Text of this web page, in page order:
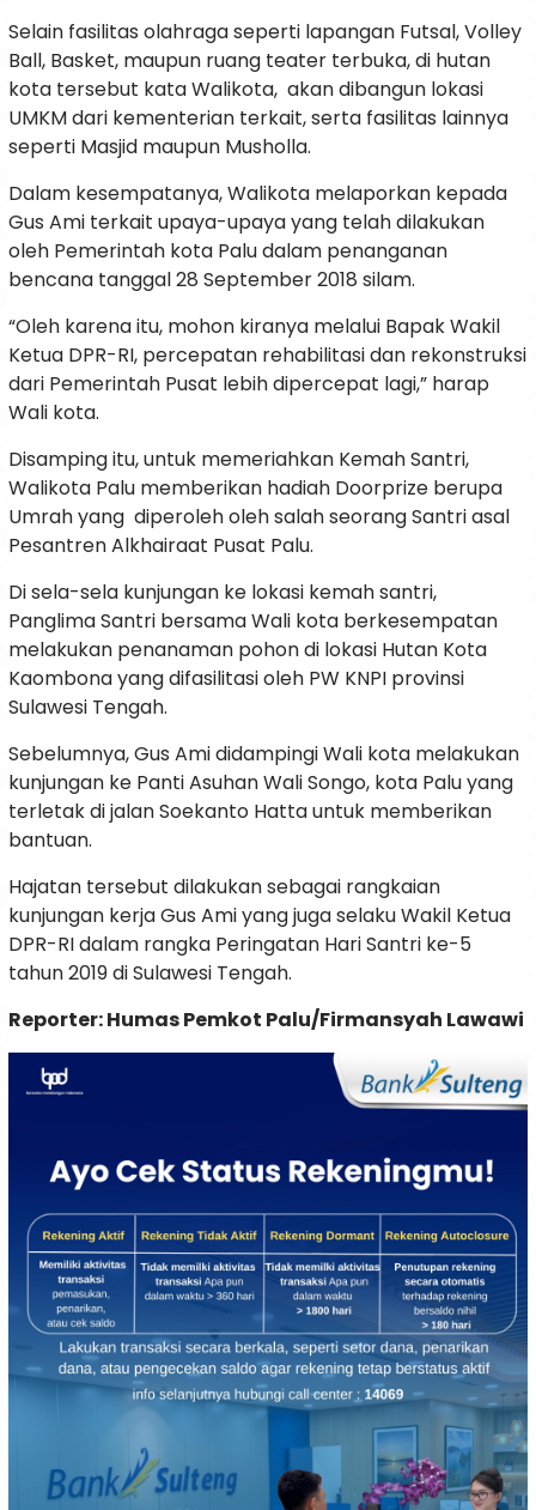
Selain fasilitas olahraga seperti lapangan Futsal, Volley
Ball, Basket, maupun ruang teater terbuka, di hutan
kota tersebut kata Walikota, akan dibangun lokasi
UMKM dari kementerian terkait, serta fasilitas lainnya
seperti Masjid maupun Musholla.
Dalam kesempatanya, Walikota melaporkan kepada
Gus Ami terkait upaya-upaya yang telah dilakukan
oleh Pemerintah kota Palu dalam penanganan
bencana tanggal 28 September 2018 silam.
“Oleh karena itu, mohon kiranya melalui Bapak Wakil
Ketua DPR-RI, percepatan rehabilitasi dan rekonstruksi
dari Pemerintah Pusat lebih dipercepat lagi,” harap
Wali kota.
Disamping itu, untuk memeriahkan Kemah Santri,
Walikota Palu memberikan hadiah Doorprize berupa
Umrah yang diperoleh oleh salah seorang Santri asal
Pesantren Alkhairaat Pusat Palu.
Di sela-sela kunjungan ke lokasi kemah santri,
Panglima Santri bersama Wali kota berkesempatan
melakukan penanaman pohon di lokasi Hutan Kota
Kaombona yang difasilitasi oleh PW KNPI provinsi
Sulawesi Tengah.
Sebelumnya, Gus Ami didampingi Wali kota melakukan
kunjungan ke Panti Asuhan Wali Songo, kota Palu yang
terletak di jalan Soekanto Hatta untuk memberikan
bantuan.
Hajatan tersebut dilakukan sebagai rangkaian
kunjungan kerja Gus Ami yang juga selaku Wakil Ketua
DPR-RI dalam rangka Peringatan Hari Santri ke-5
tahun 2019 di Sulawesi Tengah.
Reporter: Humas Pemkot Palu/Firmansyah Lawawi